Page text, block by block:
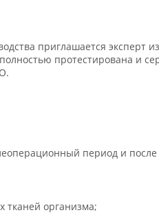
приглашается эксперт
протестирована и
период и
тканей организма;